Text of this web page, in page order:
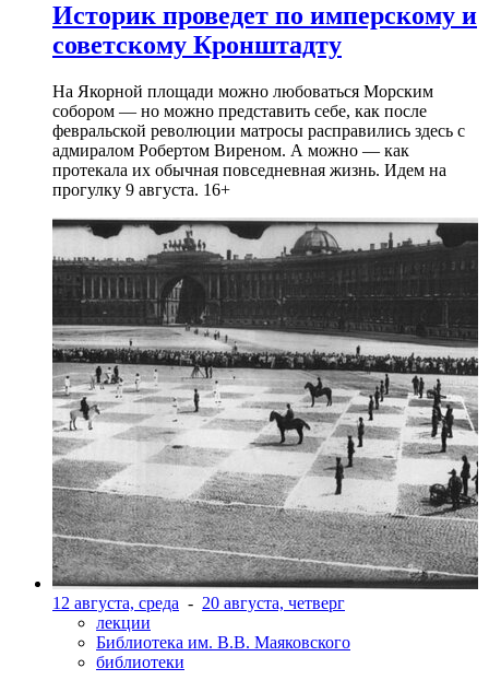
Историк проведет по имперскому и
советскому Кронштадту
На Якорной площади можно любоваться Морским
собором — но можно представить себе, как после
февральской революции матросы расправились здесь с
адмиралом Робертом Виреном. А можно — как
протекала их обычная повседневная жизнь. Идем на
прогулку 9 августа. 16+
12 августа, среда - 20 августа, четверг
лекции
Библиотека им. В.В. Маяковского
библиотеки